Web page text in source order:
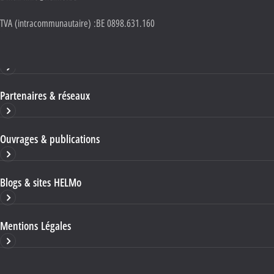
TVA (intracommunautaire) :BE 0898.631.160
Partenaires & réseaux
Ouvrages & publications
Blogs & sites HELMo
Mentions Légales